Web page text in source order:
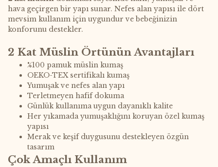
hava geçirgen bir yapı sunar. Nefes alan yapısı ile dört
mevsim kullanım için uygundur ve bebeğinizin
konforunu destekler.
2 Kat Müslin Örtünün Avantajları
%100 pamuk müslin kumaş
OEKO-TEX sertifikalı kumaş
Yumuşak ve nefes alan yapı
Terletmeyen hafif dokuma
Günlük kullanıma uygun dayanıklı kalite
Her yıkamada yumuşaklığını koruyan özel kumaş
yapısı
Merak ve keşif duygusunu destekleyen özgün
tasarım
Çok Amaçlı Kullanım